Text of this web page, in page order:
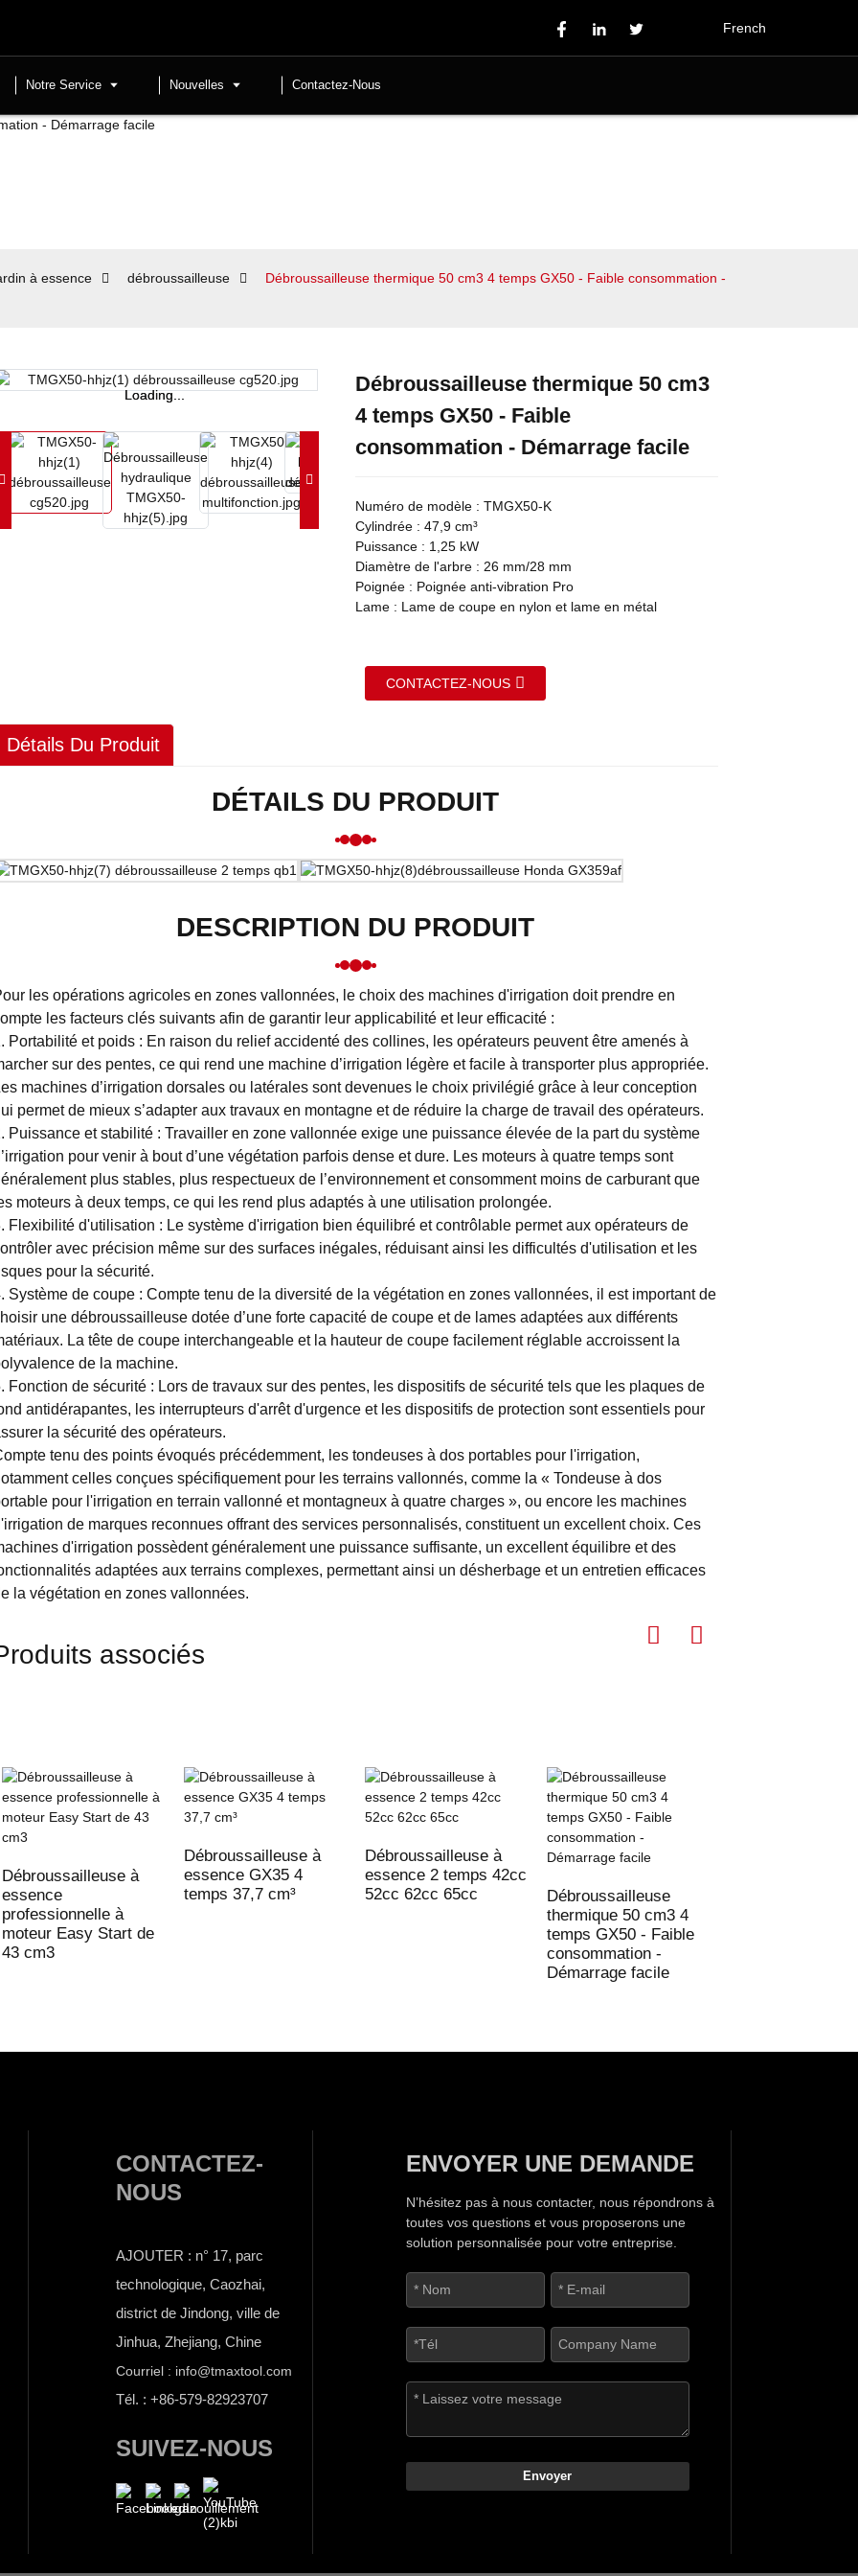
French
Notre Service Nouvelles Contactez-Nous
à essence débroussailleuse
Débroussailleuse thermique 50 cm3 4 temps GX50 - Faible consommation -
Loading...
Loading... Loading...
Loading...
Débroussailleuse thermique 50 cm3
4 temps GX50 - Faible
consommation - Démarrage facile
Numéro de modèle : TMGX50-K
Cylindrée : 47,9 cm³
Puissance : 1,25 kW
Diamètre de l'arbre : 26 mm/28 mm
Poignée : Poignée anti-vibration Pro
Lame : Lame de coupe en nylon et lame en métal
CONTACTEZ-NOUS
Détails Du Produit
DÉTAILS DU PRODUIT
DESCRIPTION DU PRODUIT
les opérations agricoles en zones vallonnées, le choix des machines d'irrigation doit prendre en
les facteurs clés suivants afin de garantir leur applicabilité et leur efficacité :
Portabilité et poids : En raison du relief accidenté des collines, les opérateurs peuvent être amenés à
sur des pentes, ce qui rend une machine d’irrigation légère et facile à transporter plus appropriée.
machines d’irrigation dorsales ou latérales sont devenues le choix privilégié grâce à leur conception
permet de mieux s’adapter aux travaux en montagne et de réduire la charge de travail des opérateurs.
Puissance et stabilité : Travailler en zone vallonnée exige une puissance élevée de la part du système
pour venir à bout d’une végétation parfois dense et dure. Les moteurs à quatre temps sont
plus stables, plus respectueux de l’environnement et consomment moins de carburant que
moteurs à deux temps, ce qui les rend plus adaptés à une utilisation prolongée.
Flexibilité d'utilisation : Le système d'irrigation bien équilibré et contrôlable permet aux opérateurs de
avec précision même sur des surfaces inégales, réduisant ainsi les difficultés d'utilisation et les
pour la sécurité.
Système de coupe : Compte tenu de la diversité de la végétation en zones vallonnées, il est important de
une débroussailleuse dotée d’une forte capacité de coupe et de lames adaptées aux différents
La tête de coupe interchangeable et la hauteur de coupe facilement réglable accroissent la
de la machine.
Fonction de sécurité : Lors de travaux sur des pentes, les dispositifs de sécurité tels que les plaques de
antidérapantes, les interrupteurs d'arrêt d'urgence et les dispositifs de protection sont essentiels pour
la sécurité des opérateurs.
tenu des points évoqués précédemment, les tondeuses à dos portables pour l'irrigation,
celles conçues spécifiquement pour les terrains vallonnés, comme la « Tondeuse à dos
pour l'irrigation en terrain vallonné et montagneux à quatre charges », ou encore les machines
de marques reconnues offrant des services personnalisés, constituent un excellent choix. Ces
d'irrigation possèdent généralement une puissance suffisante, un excellent équilibre et des
adaptées aux terrains complexes, permettant ainsi un désherbage et un entretien efficaces
la végétation en zones vallonnées.
associés
Débroussailleuse à
essence
professionnelle à
moteur Easy Start de
43 cm3
Débroussailleuse à
essence GX35 4
temps 37,7 cm³
Débroussailleuse à
essence 2 temps 42cc
52cc 62cc 65cc
Débroussailleuse
thermique 50 cm3 4
temps GX50 - Faible
consommation -
Démarrage facile
CONTACTEZ-
NOUS
AJOUTER : n° 17, parc
technologique, Caozhai,
district de Jindong, ville de
Jinhua, Zhejiang, Chine
Courriel : info@tmaxtool.com
Tél. : +86-579-82923707
SUIVEZ-NOUS
ENVOYER UNE DEMANDE
N’hésitez pas à nous contacter, nous répondrons à
toutes vos questions et vous proposerons une
solution personnalisée pour votre entreprise.
Envoyer